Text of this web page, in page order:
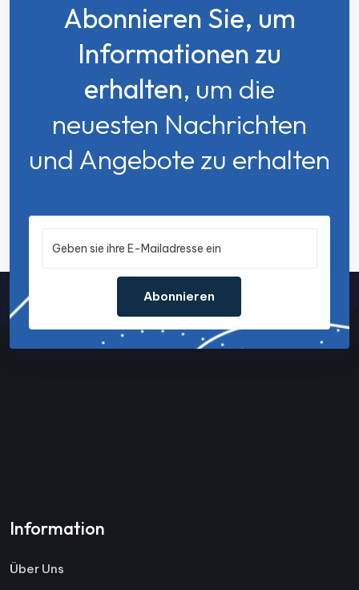
Abonnieren Sie, um
Informationen zu
erhalten, um die
neuesten Nachrichten
und Angebote zu erhalten
Abonnieren
Information
Über Uns